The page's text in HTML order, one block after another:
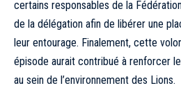
certains responsables de la
de la délégation afin de libérer une
leur entourage. Finalement, cette
épisode aurait contribué à renforcer
au sein de l’environnement des Lions.